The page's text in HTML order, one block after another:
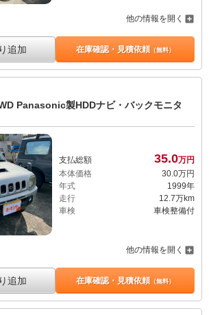
他の情報を開く
追加 在庫確認・見積依頼（無料）
Panasonic製HDDナビ・バックモニタ
支払総額 35.0万円
本体価格
30.0万円
年式
1999年
走行
12.7万km
車検
車検整備付
他の情報を開く
追加 在庫確認・見積依頼（無料）